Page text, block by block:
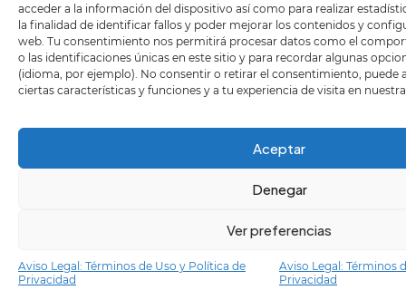
acceder a la información del dispositivo así como para realizar
la finalidad de identificar fallos y poder mejorar los contenidos y
web. Tu consentimiento nos permitirá procesar datos como el
o las identificaciones únicas en este sitio y para recordar algunas
(idioma, por ejemplo). No consentir o retirar el consentimiento, puede
ciertas características y funciones y a tu experiencia de visita en
Aceptar
Denegar
Ver preferencias
Aviso Legal: Términos de Uso y Política de
Privacidad
Aviso Legal: Términos
Privacidad